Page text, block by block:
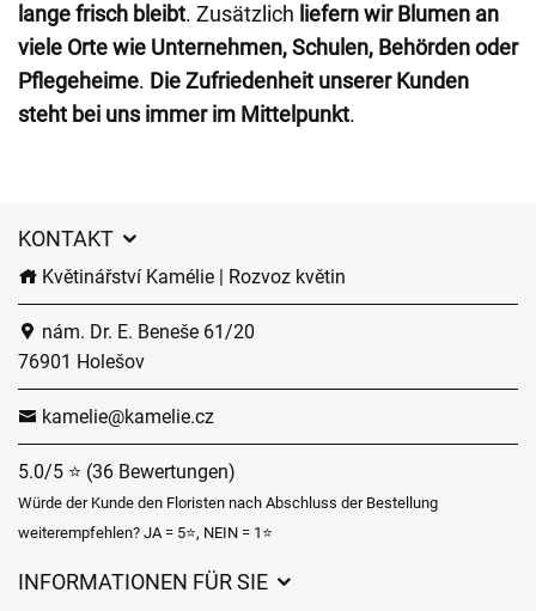
lange frisch bleibt. Zusätzlich liefern wir Blumen an
viele Orte wie Unternehmen, Schulen, Behörden oder
Pflegeheime. Die Zufriedenheit unserer Kunden
steht bei uns immer im Mittelpunkt.
KONTAKT
Květinářství Kamélie | Rozvoz květin
nám. Dr. E. Beneše 61/20
76901 Holešov
kamelie@kamelie.cz
5.0/5 ⭐ (36 Bewertungen)
Würde der Kunde den Floristen nach Abschluss der Bestellung
weiterempfehlen? JA = 5⭐, NEIN = 1⭐
INFORMATIONEN FÜR SIE